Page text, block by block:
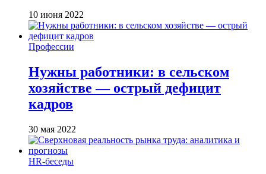
10 июня 2022
Профессии
Нужны работники: в сельском
хозяйстве — острый дефицит
кадров
30 мая 2022
HR-беседы